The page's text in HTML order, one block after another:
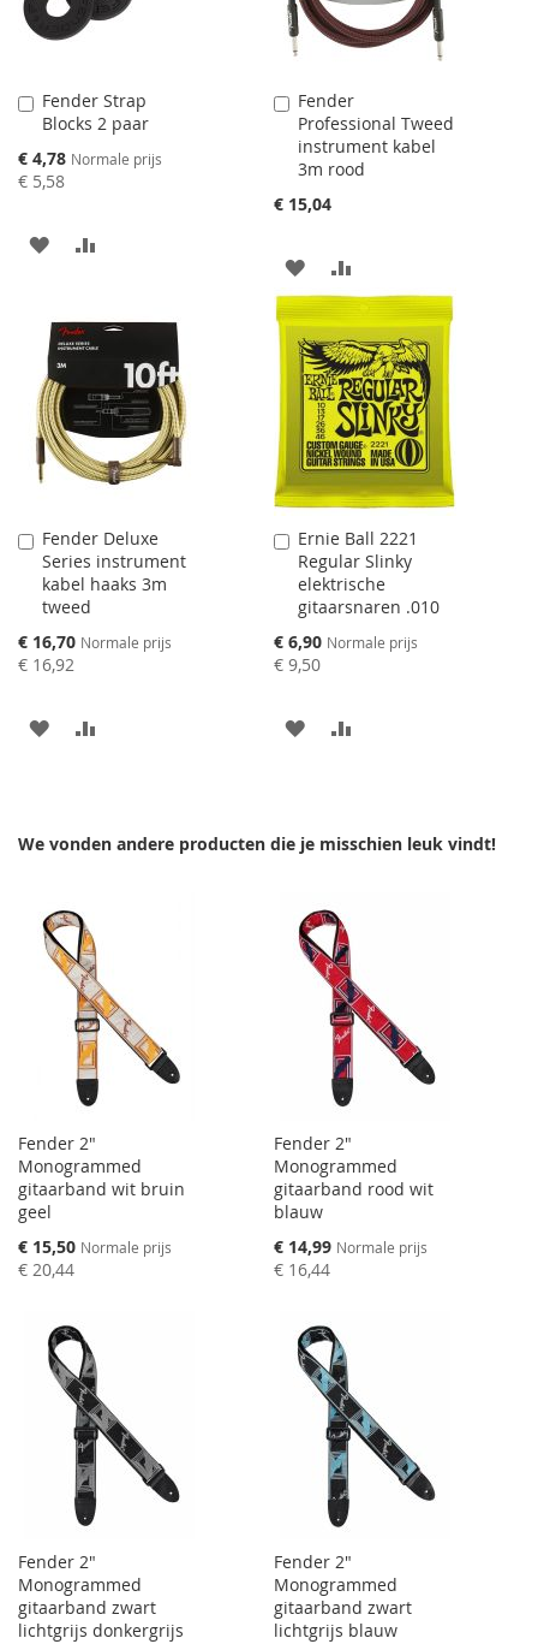
Fender Strap
Blocks 2 paar
Speciale
prijs
€ 4,78 Normale prijs
€ 5,58
Aan
winkelwagen
toevoegen
AAN
TOEVOEGEN
OM
VERGELIJKEN
Fender
Professional Tweed
instrument kabel
3m rood
€ 15,04
Aan
winkelwagen
toevoegen
AAN
VERLANGLIJST
TOEVOEGEN
TOE
OM
TE
VERGELIJKEN
Fender Deluxe
Series instrument
kabel haaks 3m
tweed
Speciale
prijs
€ 16,70 Normale prijs
€ 16,92
Aan
winkelwagen
toevoegen
AAN
TE
Ernie Ball 2221
Regular Slinky
elektrische
gitaarsnaren .010
Speciale
prijs
€ 6,90 Normale prijs
€ 9,50
Aan
winkelwagen
toevoegen
AAN
TE
We vonden andere producten die je misschien leuk vindt!
Fender 2"
Monogrammed
gitaarband wit bruin
geel
Speciale
prijs
€ 15,50 Normale prijs
€ 20,44
Fender 2"
Monogrammed
gitaarband rood wit
blauw
Speciale
prijs
€ 14,99 Normale prijs
€ 16,44
Fender 2"
Monogrammed
gitaarband zwart
lichtgrijs donkergrijs
Fender 2"
Monogrammed
gitaarband zwart
lichtgrijs blauw